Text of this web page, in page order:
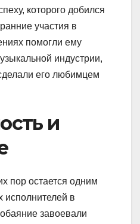
которого добился
участия в
помогли ему
индустрии,
его любимцем
и
пор остается одним
исполнителей в
завоевали